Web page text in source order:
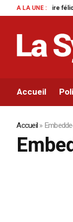
A LA UNE :
félicite Louis
Accueil
Accueil»